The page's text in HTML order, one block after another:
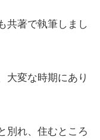
共著で執筆しまし
大変な時期にあり
別れ、住むところ